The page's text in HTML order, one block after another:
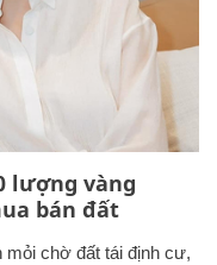
lượng vàng
bán đất
mỏi chờ đất tái định cư,